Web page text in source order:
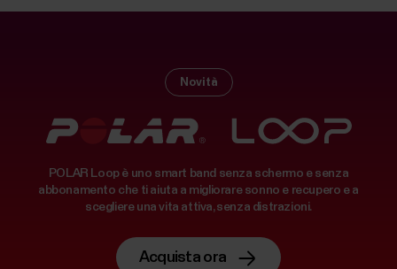
Novità
POLAR Loop è uno smart band senza schermo e senza
abbonamento che ti aiuta a migliorare sonno e recupero e a
scegliere una vita attiva, senza distrazioni.
Acquista ora